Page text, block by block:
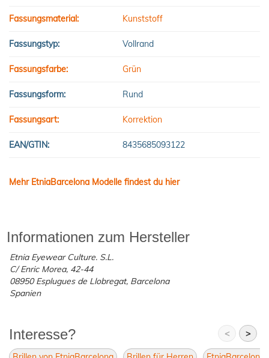
Fassungsmaterial: Kunststoff
Fassungstyp: Vollrand
Fassungsfarbe: Grün
Fassungsform: Rund
Fassungsart: Korrektion
EAN/GTIN: 8435685093122
Mehr EtniaBarcelona Modelle findest du hier
Informationen zum Hersteller
Etnia Eyewear Culture. S.L.
C/ Enric Morea, 42-44
08950 Esplugues de Llobregat, Barcelona
Spanien
Interesse? < >